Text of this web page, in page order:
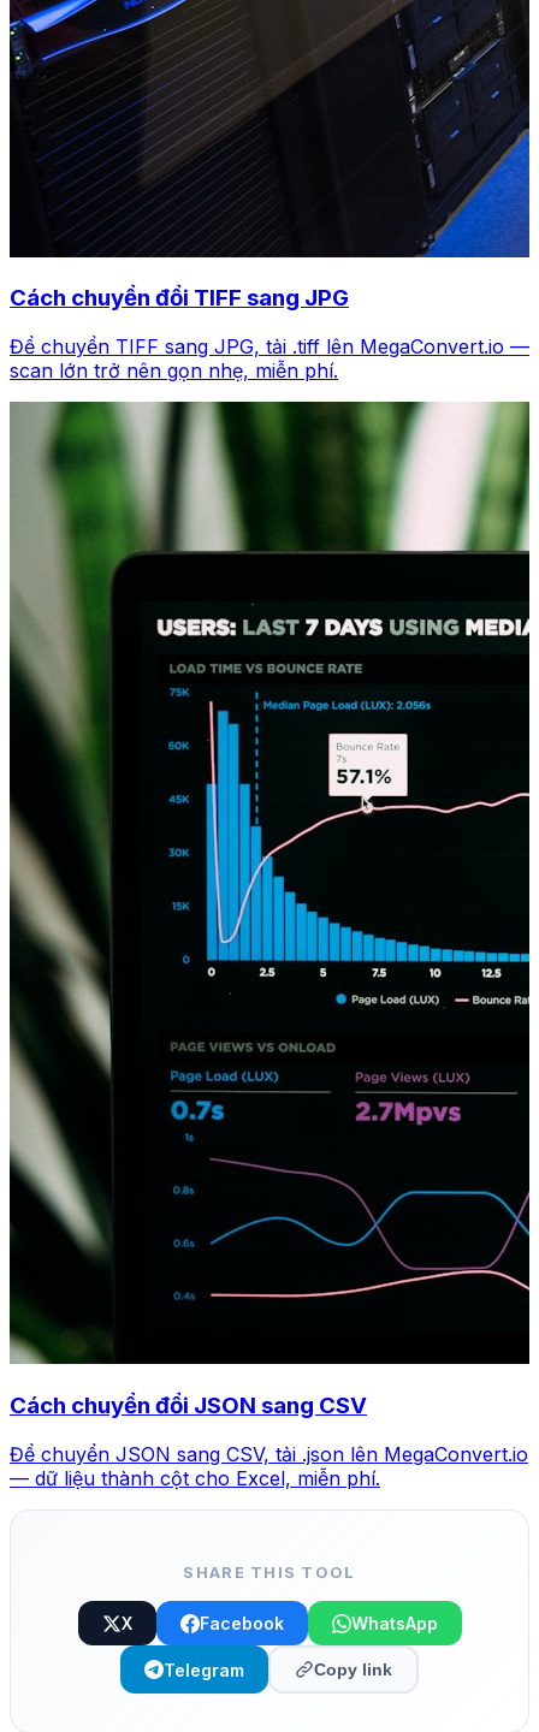
Cách chuyển đổi TIFF sang JPG
Để chuyển TIFF sang JPG, tải .tiff lên MegaConvert.io —
scan lớn trở nên gọn nhẹ, miễn phí.
Cách chuyển đổi JSON sang CSV
Để chuyển JSON sang CSV, tải .json lên MegaConvert.io
— dữ liệu thành cột cho Excel, miễn phí.
SHARE THIS TOOL
X Facebook WhatsApp
Telegram Copy link